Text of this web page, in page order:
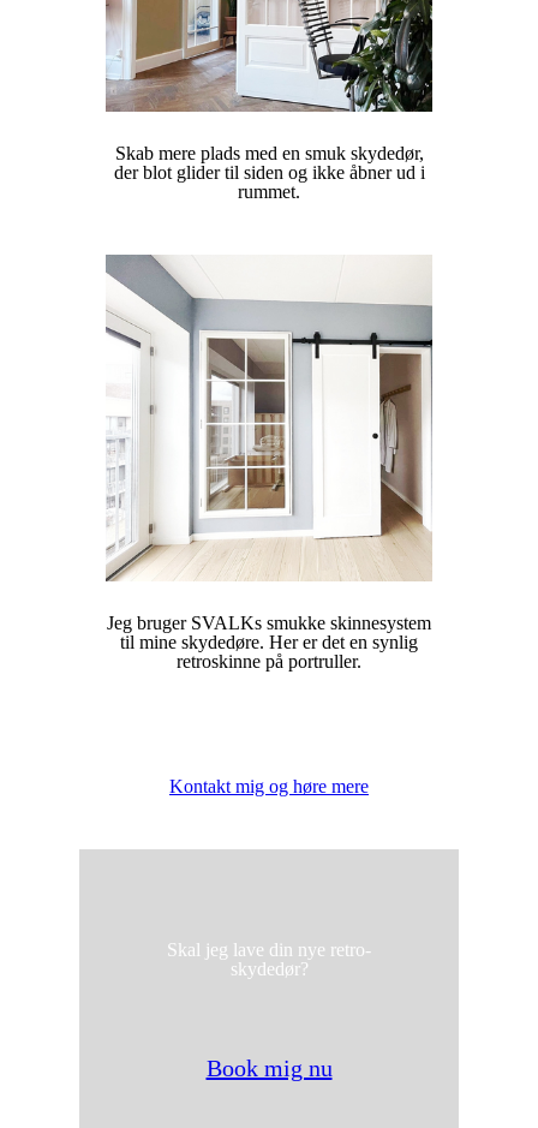
Skab mere plads med en smuk skydedør,
der blot glider til siden og ikke åbner ud i
rummet.
Jeg bruger SVALKs smukke skinnesystem
til mine skydedøre. Her er det en synlig
retroskinne på portruller.
Kontakt mig og høre mere
Skal jeg lave din nye retro-
skydedør?
Book mig nu